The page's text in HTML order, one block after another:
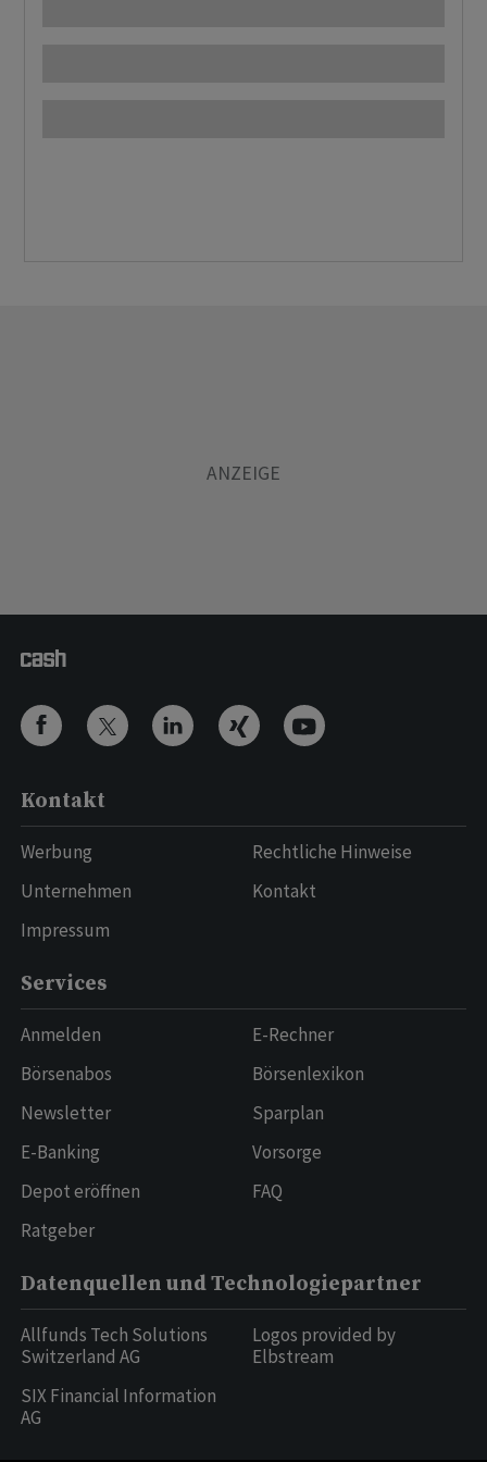
Kontakt
Werbung
Unternehmen
Impressum
Rechtliche Hinweise
Kontakt
Services
Anmelden
Börsenabos
Newsletter
E-Banking
Depot eröffnen
Ratgeber
E-Rechner
Börsenlexikon
Sparplan
Vorsorge
FAQ
Datenquellen und Technologiepartner
Allfunds Tech Solutions
Switzerland AG
SIX Financial Information
AG
Logos provided by
Elbstream